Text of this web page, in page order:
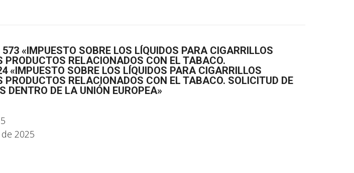
«IMPUESTO SOBRE LOS LÍQUIDOS PARA CIGARRILLOS
PRODUCTOS RELACIONADOS CON EL TABACO.
«IMPUESTO SOBRE LOS LÍQUIDOS PARA CIGARRILLOS
PRODUCTOS RELACIONADOS CON EL TABACO. SOLICITUD DE
DENTRO DE LA UNIÓN EUROPEA»
2025